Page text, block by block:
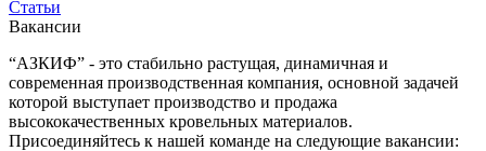
Статьи
Вакансии
“АЗКИФ” - это стабильно растущая, динамичная и
современная производственная компания, основной задачей
которой выступает производство и продажа
высококачественных кровельных материалов.
Присоединяйтесь к нашей команде на следующие вакансии: